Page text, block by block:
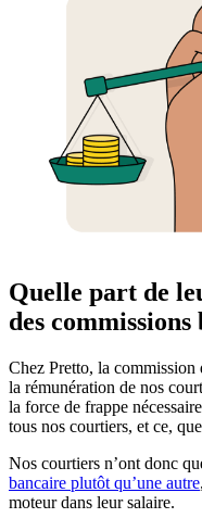
Quelle part de
des commissions
Chez Pretto, la commission
la rémunération de nos
la force de frappe
tous nos courtiers, et ce,
Nos courtiers n’ont donc
bancaire plutôt qu’une autre
moteur dans leur salaire.